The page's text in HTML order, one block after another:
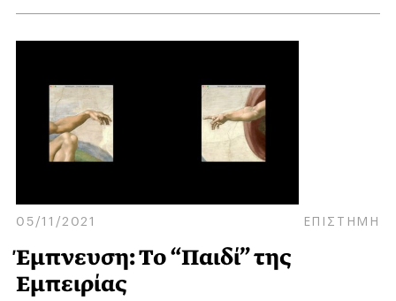
05/11/2021 ΕΠΙΣΤΗΜΗ
Έμπνευση: Το “Παιδί” της
Εμπειρίας